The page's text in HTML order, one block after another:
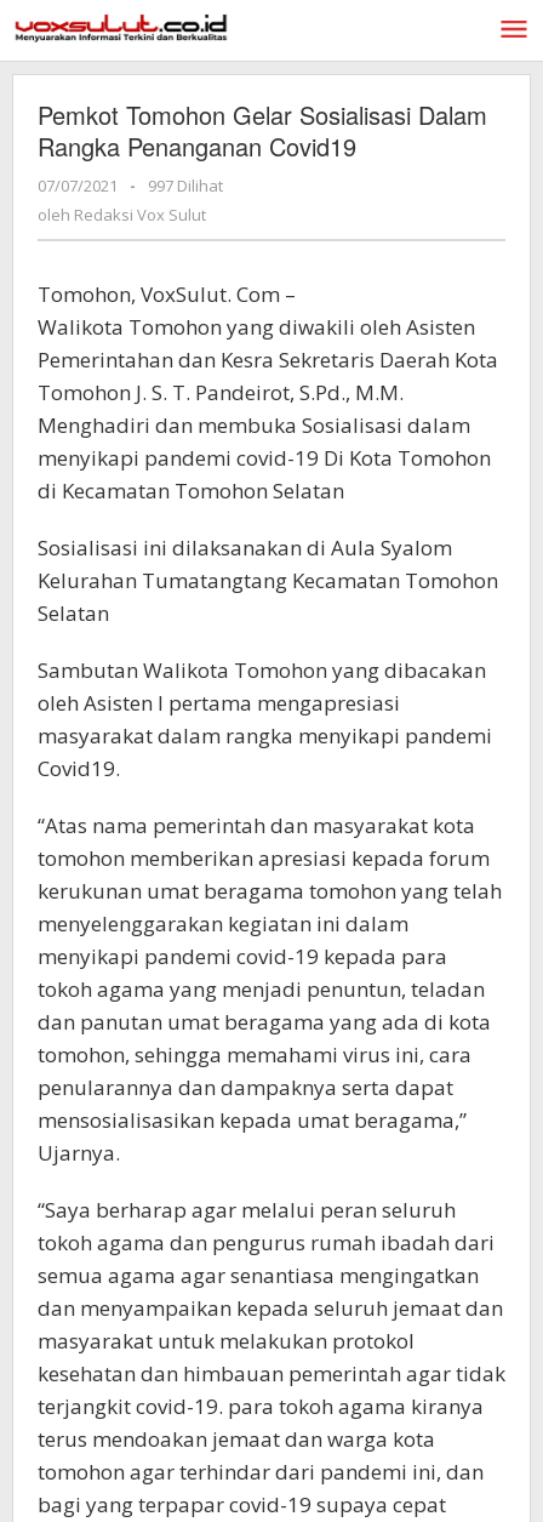
ke
konten
Pemkot Tomohon Gelar Sosialisasi Dalam
Rangka Penanganan Covid19
07/07/2021
oleh
Redaksi
-
997 Dilihat
oleh Redaksi Vox Sulut
Tomohon, VoxSulut. Com –
Walikota Tomohon yang diwakili oleh Asisten
Pemerintahan dan Kesra Sekretaris Daerah Kota
Tomohon J. S. T. Pandeirot, S.Pd., M.M.
Menghadiri dan membuka Sosialisasi dalam
menyikapi pandemi covid-19 Di Kota Tomohon
di Kecamatan Tomohon Selatan
Sosialisasi ini dilaksanakan di Aula Syalom
Kelurahan Tumatangtang Kecamatan Tomohon
Selatan
Sambutan Walikota Tomohon yang dibacakan
oleh Asisten I pertama mengapresiasi
masyarakat dalam rangka menyikapi pandemi
Covid19.
“Atas nama pemerintah dan masyarakat kota
tomohon memberikan apresiasi kepada forum
kerukunan umat beragama tomohon yang telah
menyelenggarakan kegiatan ini dalam
menyikapi pandemi covid-19 kepada para
tokoh agama yang menjadi penuntun, teladan
dan panutan umat beragama yang ada di kota
tomohon, sehingga memahami virus ini, cara
penularannya dan dampaknya serta dapat
mensosialisasikan kepada umat beragama,”
Ujarnya.
“Saya berharap agar melalui peran seluruh
tokoh agama dan pengurus rumah ibadah dari
semua agama agar senantiasa mengingatkan
dan menyampaikan kepada seluruh jemaat dan
masyarakat untuk melakukan protokol
kesehatan dan himbauan pemerintah agar tidak
terjangkit covid-19. para tokoh agama kiranya
terus mendoakan jemaat dan warga kota
tomohon agar terhindar dari pandemi ini, dan
bagi yang terpapar covid-19 supaya cepat